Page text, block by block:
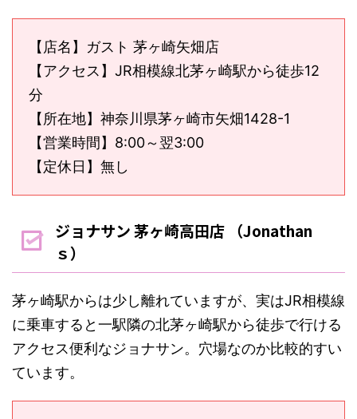
【店名】ガスト 茅ヶ崎矢畑店
【アクセス】JR相模線北茅ヶ崎駅から徒歩12
分
【所在地】神奈川県茅ヶ崎市矢畑1428-1
【営業時間】8:00～翌3:00
【定休日】無し
ジョナサン 茅ヶ崎高田店 （Jonathan
ｓ）
茅ヶ崎駅からは少し離れていますが、実はJR相模線
に乗車すると一駅隣の北茅ヶ崎駅から徒歩で行ける
アクセス便利なジョナサン。穴場なのか比較的すい
ています。